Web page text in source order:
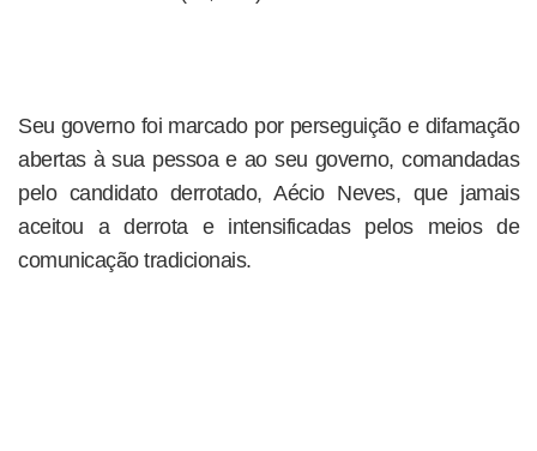
Seu governo foi marcado por perseguição e difamação
abertas à sua pessoa e ao seu governo, comandadas
pelo candidato derrotado, Aécio Neves, que jamais
aceitou a derrota e intensificadas pelos meios de
comunicação tradicionais.